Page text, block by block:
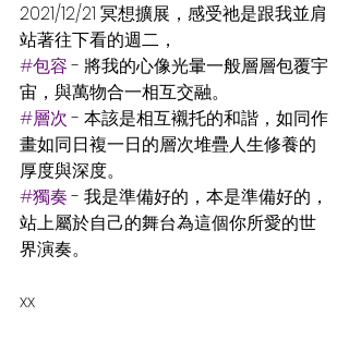
2021/12/21 冥想擴展，感受祂是跟我並肩
站著往下看的週二，
#包容 - 將我的心像光暈一般層層包覆宇
宙，與萬物合一相互交融。
#層次 - 本該是相互襯托的和諧，如同作
畫如同日複一日的層次堆疊人生修養的
厚度與深度。
#獨奏 - 我是準備好的，本是準備好的，
站上屬於自己的舞台為這個你所愛的世
界演奏。
xx